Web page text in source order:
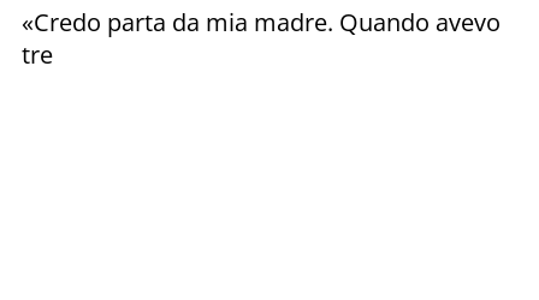
«Credo parta da mia madre. Quando avevo
tre